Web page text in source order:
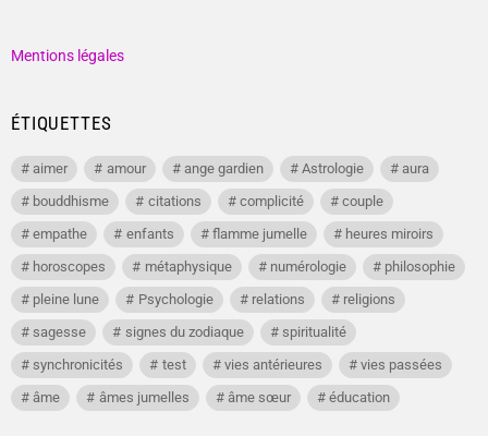
Mentions légales
ÉTIQUETTES
aimer amour ange gardien Astrologie
aura
bouddhisme
citations complicité
couple
empathe
enfants flamme jumelle
heures miroirs
horoscopes
métaphysique numérologie
philosophie
pleine lune
Psychologie relations
religions
sagesse
signes du zodiaque
spiritualité
synchronicités
test vies antérieures
vies passées
âme
âmes jumelles âme sœur éducation